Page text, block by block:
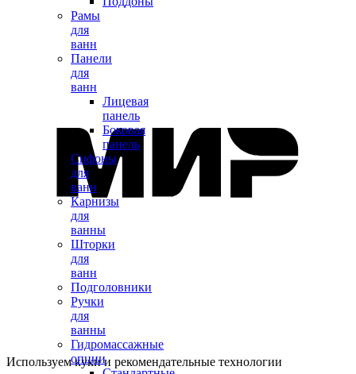
Рамы
для
ванн
Панели
для
ванн
Лицевая
панель
Боковая
панель
Сифоны
для
ванн
Карнизы
для
ванны
Шторки
для
ванн
Подголовники
Ручки
для
ванны
Гидромассажные
опции
Используем куки и рекомендательные технологии